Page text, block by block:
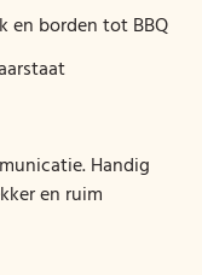
en borden tot BBQ
Handig
en ruim